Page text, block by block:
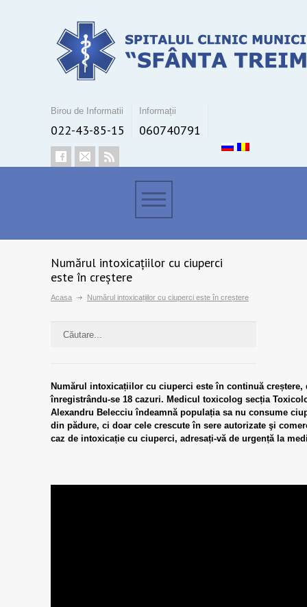
Birou de Informatii
022-43-85-15
Informații
060740791
Numărul intoxicațiilor cu ciuperci
este în creștere
Acasa Numărul intoxicațiilor cu ciuperci este în creștere
Numărul intoxicațiilor cu ciuperci este în continuă creștere,
înregistrându-se 18 cazuri. Medicul toxicolog secția
Alexandru Belecciu îndeamnă populația sa nu consume
din pădure, ci doar cele crescute în sere autorizate şi
caz de intoxicație cu ciuperci, adresați-vă de urgență la